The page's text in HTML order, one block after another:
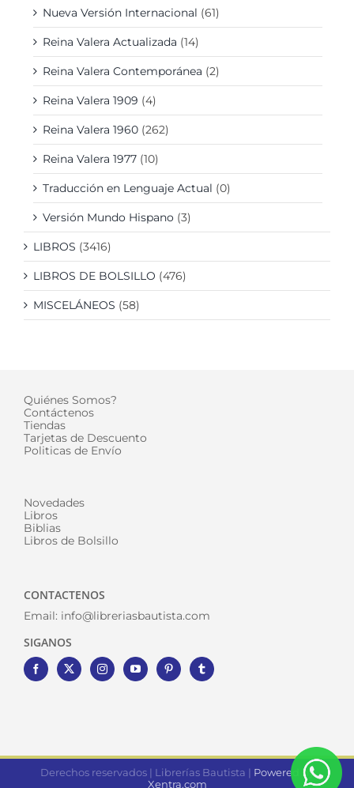
Nueva Versión Internacional (61)
Reina Valera Actualizada (14)
Reina Valera Contemporánea (2)
Reina Valera 1909 (4)
Reina Valera 1960 (262)
Reina Valera 1977 (10)
Traducción en Lenguaje Actual (0)
Versión Mundo Hispano (3)
LIBROS (3416)
LIBROS DE BOLSILLO (476)
MISCELÁNEOS (58)
Quiénes Somos?
Contáctenos
Tiendas
Tarjetas de Descuento
Politicas de Envío
Novedades
Libros
Biblias
Libros de Bolsillo
CONTACTENOS
Email: info@libreriasbautista.com
SIGANOS
Derechos reservados | Librerías Bautista | Powered by
Xentra.com